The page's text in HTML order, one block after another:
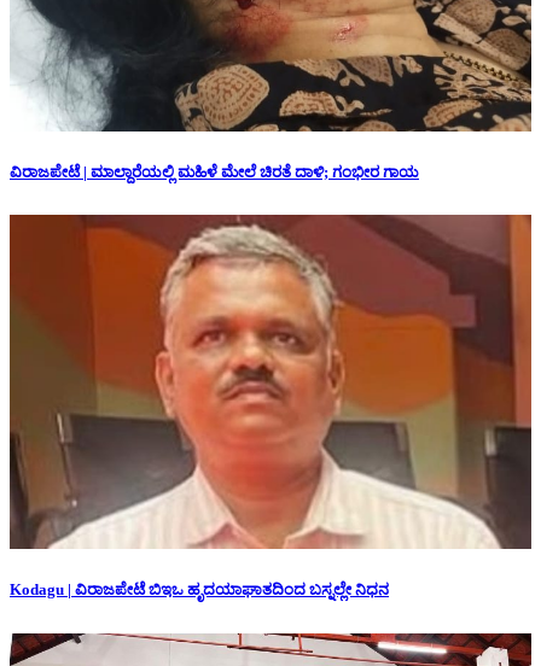
ವಿರಾಜಪೇಟೆ | ಮಾಲ್ದಾರೆಯಲ್ಲಿ ಮಹಿಳೆ ಮೇಲೆ ಚಿರತೆ ದಾಳಿ; ಗಂಭೀರ ಗಾಯ
Kodagu | ವಿರಾಜಪೇಟೆ ಬಿಇಒ ಹೃದಯಾಘಾತದಿಂದ ಬಸ್ನಲ್ಲೇ ನಿಧನ